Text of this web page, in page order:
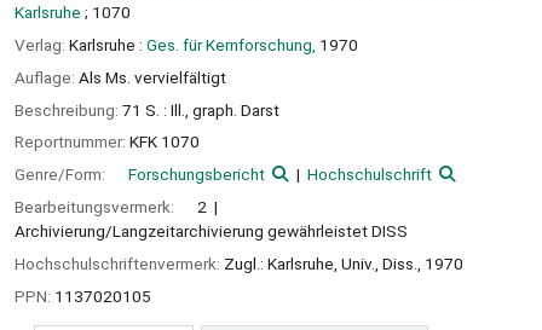
Karlsruhe ; 1070
Verlag: Karlsruhe : Ges. für Kernforschung, 1970
Auflage: Als Ms. vervielfältigt
Beschreibung: 71 S. : Ill., graph. Darst
Reportnummer: KFK 1070
Genre/Form:
Forschungsbericht
Hochschulschrift
Bearbeitungsvermerk:
2
Archivierung/Langzeitarchivierung gewährleistet DISS
Hochschulschriftenvermerk: Zugl.: Karlsruhe, Univ., Diss., 1970
PPN: 1137020105